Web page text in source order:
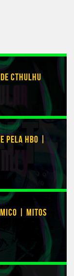
CTHULHU
PELA HBO |
| MITOS